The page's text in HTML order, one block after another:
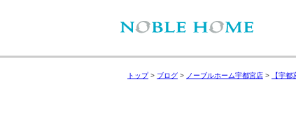
トップ> ブログ > ノーブルホーム宇都宮店 > 【宇